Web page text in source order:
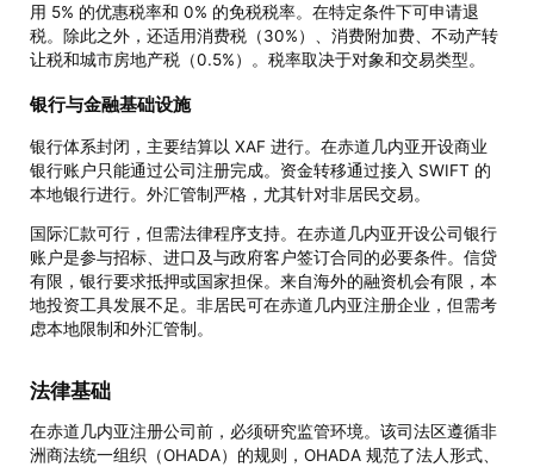
用 5% 的优惠税率和 0% 的免税税率。在特定条件下可申请退
税。除此之外，还适用消费税（30%）、消费附加费、不动产转
让税和城市房地产税（0.5%）。税率取决于对象和交易类型。
银行与金融基础设施
银行体系封闭，主要结算以 XAF 进行。在赤道几内亚开设商业
银行账户只能通过公司注册完成。资金转移通过接入 SWIFT 的
本地银行进行。外汇管制严格，尤其针对非居民交易。
国际汇款可行，但需法律程序支持。在赤道几内亚开设公司银行
账户是参与招标、进口及与政府客户签订合同的必要条件。信贷
有限，银行要求抵押或国家担保。来自海外的融资机会有限，本
地投资工具发展不足。非居民可在赤道几内亚注册企业，但需考
虑本地限制和外汇管制。
法律基础
在赤道几内亚注册公司前，必须研究监管环境。该司法区遵循非
洲商法统一组织（OHADA）的规则，OHADA 规范了法人形式、